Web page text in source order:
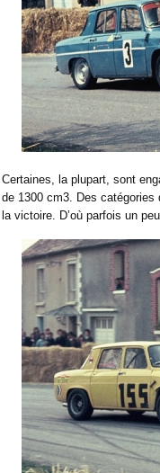
Certaines, la plupart, sont
de 1300 cm3. Des
la victoire. D’où parfois un